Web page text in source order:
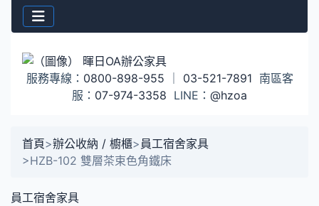
服務專線： 0800-898-955 03-521-7891 南區客
服： 07-974-3358 LINE： @hzoa
首頁>辦公收納 / 櫥櫃> 員工宿舍家具
>HZB-102 雙層茶束色角鐵床
員工宿舍家具